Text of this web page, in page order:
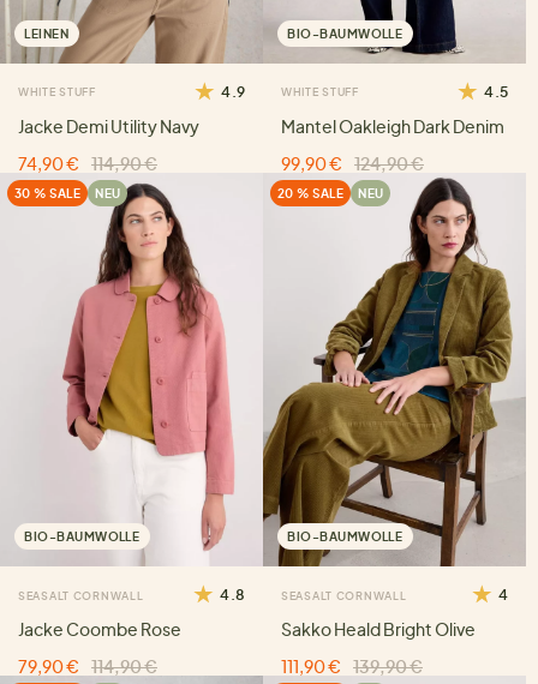
LEINEN
WHITE STUFF 4.9
Jacke Demi Utility Navy
74,90 €
114,90 €
BIO-BAUMWOLLE
WHITE STUFF 4.5
Mantel Oakleigh Dark Denim
99,90 €
124,90 €
30 % SALE NEU
BIO-BAUMWOLLE
SEASALT CORNWALL 4.8
Jacke Coombe Rose
79,90 €
114,90 €
20 % SALE NEU
BIO-BAUMWOLLE
SEASALT CORNWALL 4
Sakko Heald Bright Olive
111,90 €
139,90 €